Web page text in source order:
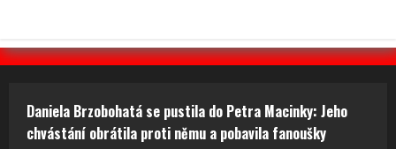
Daniela Brzobohatá se pustila do Petra Macinky: Jeho
chvástání obrátila proti němu a pobavila fanoušky